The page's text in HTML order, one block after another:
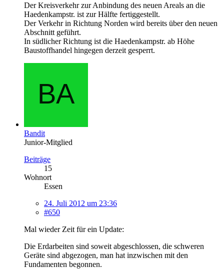
Der Kreisverkehr zur Anbindung des neuen Areals an die
Haedenkampstr. ist zur Hälfte fertiggestellt.
Der Verkehr in Richtung Norden wird bereits über den neuen
Abschnitt geführt.
In südlicher Richtung ist die Haedenkampstr. ab Höhe
Baustoffhandel hingegen derzeit gesperrt.
Bandit
Junior-Mitglied
Beiträge
15
Wohnort
Essen
24. Juli 2012 um 23:36
#650
Mal wieder Zeit für ein Update:
Die Erdarbeiten sind soweit abgeschlossen, die schweren
Geräte sind abgezogen, man hat inzwischen mit den
Fundamenten begonnen.